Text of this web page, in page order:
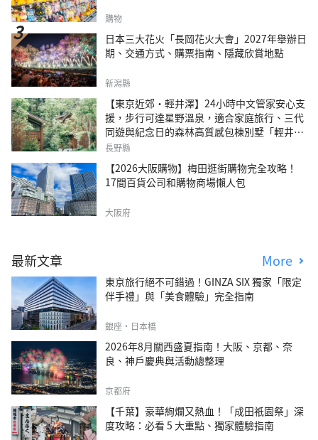
購物
日本三大花火「長岡花火大會」2027年舉辦日
期、交通方式、購票指南、隱藏欣賞地點
新潟縣
【東京近郊・輕井澤】24小時中文管家安心支
援，步行可達星野溫泉，適合家庭旅行、三代
同遊與紀念日的森林高質感包棟別墅「輕井澤
森四季VILLA」
長野縣
【2026大阪購物】梅田逛街購物完全攻略！
17間百貨公司和購物商場懶人包
大阪府
最新文章 More
東京旅行絕不可錯過！GINZA SIX 獨家「限定
伴手禮」與「美食體驗」完全指南
銀座・日本橋
2026年8月關西盛夏指南！大阪、京都、奈
良、神戶慶典與活動總整理
京都府
【千葉】豪華絢爛又熱血！「成田祇園祭」深
度攻略：必看 5 大重點、獨家體驗指南